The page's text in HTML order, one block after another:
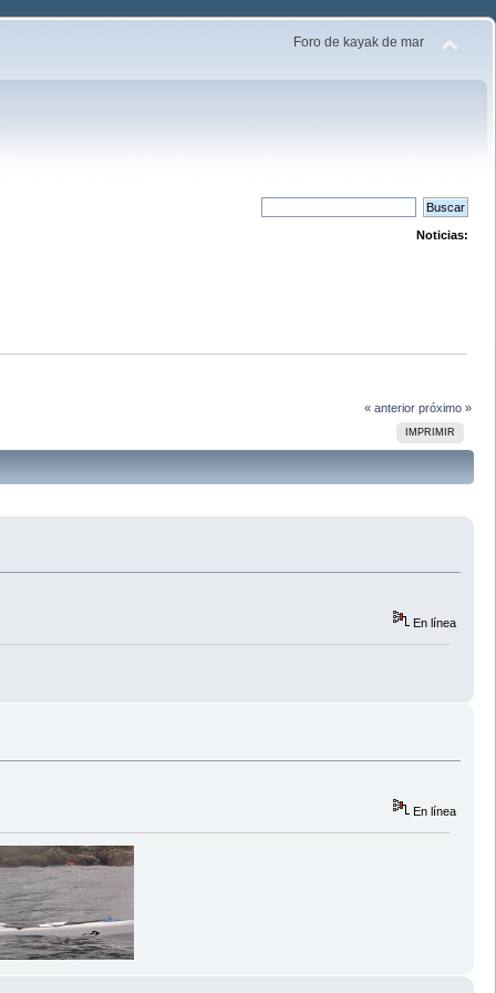
Foro de kayak de mar
Noticias:
« anterior próximo »
IMPRIMIR
En línea
En línea